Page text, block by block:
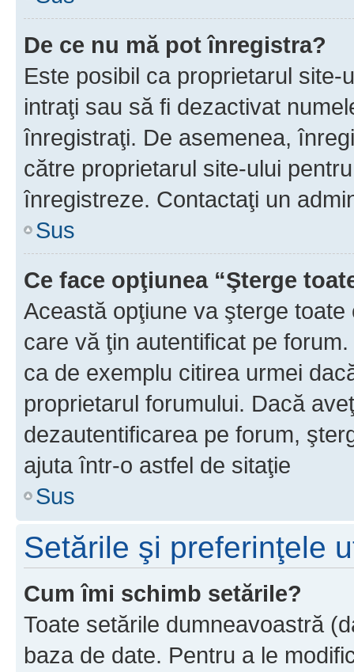
De ce nu mă pot înregistra?
Este posibil ca proprietarul
intraţi sau să fi dezactivat
înregistraţi. De asemenea,
către proprietarul site-ului
înregistreze. Contactaţi un
Sus
Ce face opţiunea “Şterge
Această opţiune va şterge
care vă ţin autentificat pe
ca de exemplu citirea urmei
proprietarul forumului. Dacă
dezautentificarea pe forum,
ajuta într-o astfel de sitaţie
Sus
Setările şi preferinţele
Cum îmi schimb setările?
Toate setările dumneavoastră
baza de date. Pentru a le